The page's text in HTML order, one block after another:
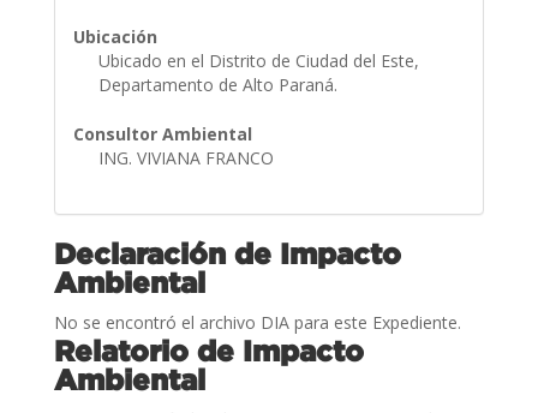
Ubicación
Ubicado en el Distrito de Ciudad del Este,
Departamento de Alto Paraná.
Consultor Ambiental
ING. VIVIANA FRANCO
Declaración de Impacto
Ambiental
No se encontró el archivo DIA para este Expediente.
Relatorio de Impacto
Ambiental